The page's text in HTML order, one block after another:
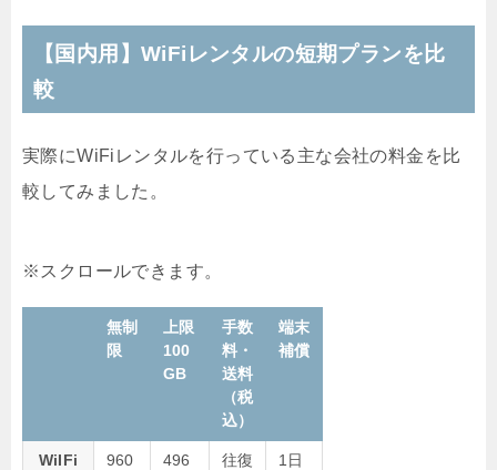
【国内用】WiFiレンタルの短期プランを比
較
実際にWiFiレンタルを行っている主な会社の料金を比
較してみました。
無制
限
上限
100
GB
手数
料・
送料
（税
込）
端末
補償
WiIFi
960
496
往復
1日